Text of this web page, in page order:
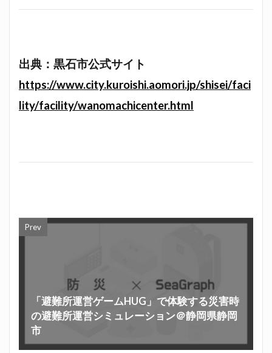
出典：黒石市公式サイト
https://www.city.kuroishi.aomori.jp/shisei/faci
lity/facility/wanomachicenter.html
Prev
「避難所運営ゲームHUG」で体験する災害時
の避難所運営シミュレーション＠静岡県静岡
市